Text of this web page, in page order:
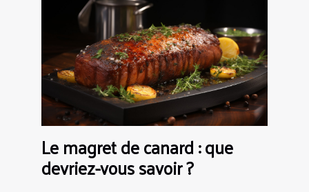
Le magret de canard : que
devriez-vous savoir ?